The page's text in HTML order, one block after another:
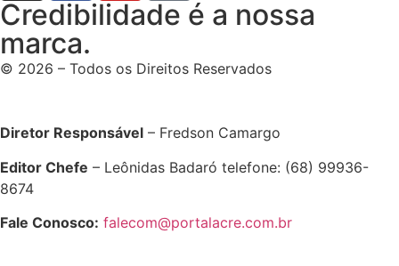
Credibilidade é a nossa
marca.
© 2026 – Todos os Direitos Reservados
Diretor Responsável – Fredson Camargo
Editor Chefe – Leônidas Badaró telefone: (68) 99936-
8674
Fale Conosco: falecom@portalacre.com.br